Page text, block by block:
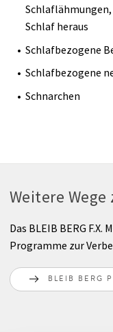
Schlaf heraus
Schlafbezogene
Schlafbezogene
Schnarchen
Weitere
Das BLEIB BERG
Programme zur
BLEIB BERG